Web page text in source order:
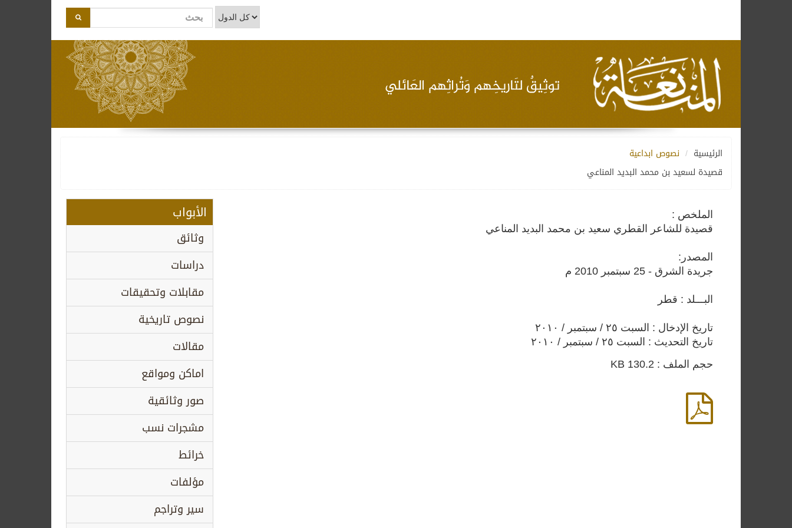
الأبواب
وثائق
دراسات
مقابلات وتحقيقات
نصوص تاريخية
مقالات
اماكن ومواقع
صور وثائقية
مشجرات نسب
خرائط
مؤلفات
سير وتراجم
الرئيسية
نصوص ابداعية
قصيدة لسعيد بن محمد البديد المناعي
الملخص :
قصيدة للشاعر القطري سعيد بن محمد البديد المناعي
المصدر:
جريدة الشرق - 25 سبتمبر 2010 م
البـــلد : قطر
تاريخ الإدخال : السبت ٢٥ / سبتمبر / ٢٠١٠
تاريخ التحديث : السبت ٢٥ / سبتمبر / ٢٠١٠
حجم الملف : 130.2 KB